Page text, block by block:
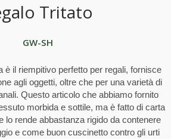
Tritato
GW-SH
è il riempitivo perfetto per regali, fornisce
agli oggetti, oltre che per una varietà di
Questo articolo che abbiamo fornito
morbida e sottile, ma è fatto di carta
lo rende abbastanza rigido da contenere
e come buon cuscinetto contro gli urti